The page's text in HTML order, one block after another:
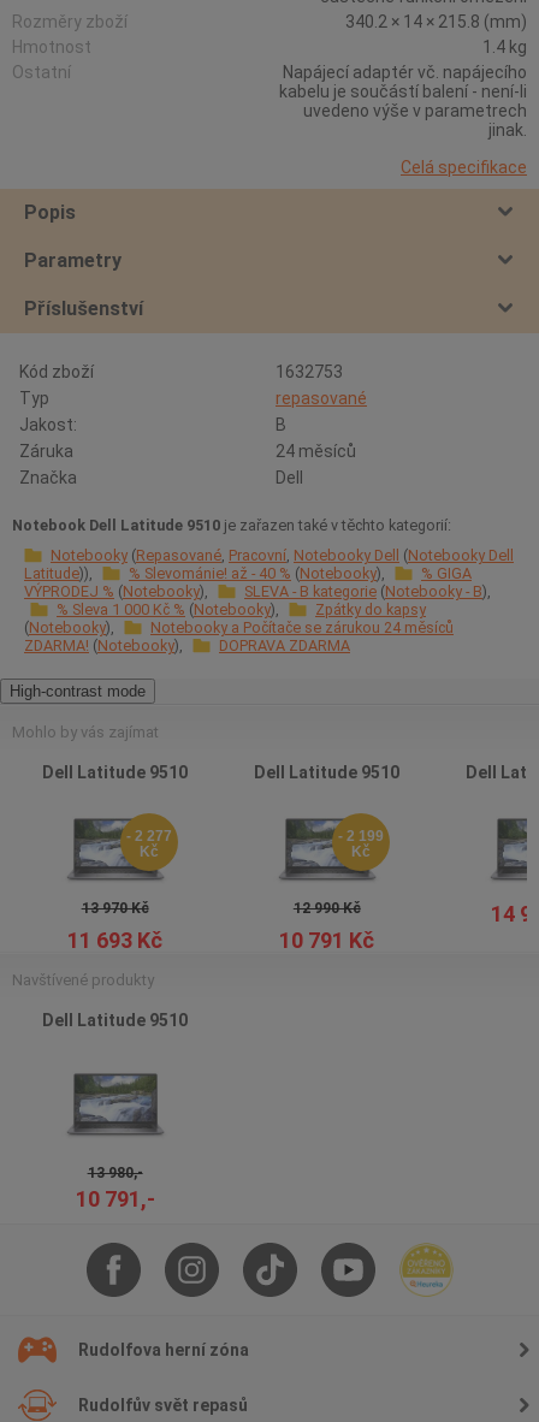
Rozměry zboží
340.2 × 14 × 215.8 (mm)
Hmotnost
1.4 kg
Ostatní
Napájecí adaptér vč. napájecího
kabelu je součástí balení - není-li
uvedeno výše v parametrech
jinak.
Celá specifikace
Popis
Parametry
Příslušenství
Kód zboží
1632753
Typ
repasované
Jakost:
B
Záruka
24 měsíců
Značka
Dell
Notebook Dell Latitude 9510 je zařazen také v těchto kategorií:
Notebooky Repasované Pracovní Notebooky Dell
Notebooky Dell
Latitude
% Slevománie! až - 40 % Notebooky
% GIGA
VÝPRODEJ % Notebooky SLEVA - B kategorie Notebooky - B
% Sleva 1 000 Kč % Notebooky
Zpátky do kapsy
Notebooky
Notebooky a Počítače se zárukou 24 měsíců
ZDARMA! Notebooky DOPRAVA ZDARMA
High-contrast mode
Mohlo by vás zajímat
Dell Latitude 9510
- 2 277
Kč
13 970 Kč
11 693 Kč
Dell Latitude 9510
- 2 199
Kč
12 990 Kč
10 791 Kč
Dell
14
Navštívené produkty
Dell Latitude 9510
13 980,-
10 791,-
Rudolfova herní zóna
Rudolfův svět repasů